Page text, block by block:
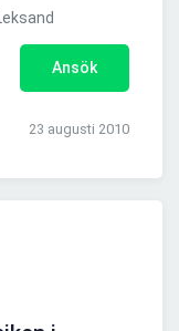
Ansök
23 augusti 2010